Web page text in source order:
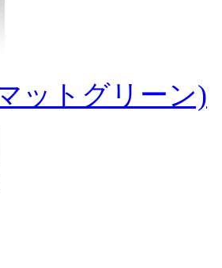
ットグリーン)